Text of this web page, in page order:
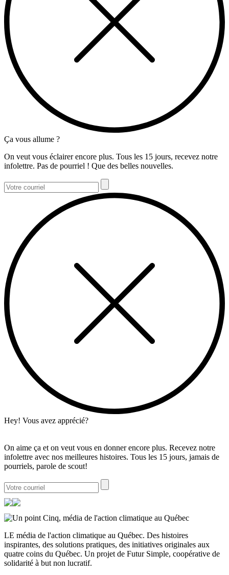
Ça vous allume ?
On veut vous éclairer encore plus. Tous les 15 jours, recevez notre
infolettre. Pas de pourriel ! Que des belles nouvelles.
Hey! Vous avez apprécié?
On aime ça et on veut vous en donner encore plus. Recevez notre
infolettre avec nos meilleures histoires. Tous les 15 jours, jamais de
pourriels, parole de scout!
LE média de l'action climatique au Québec. Des histoires
inspirantes, des solutions pratiques, des initiatives originales aux
quatre coins du Québec. Un projet de Futur Simple, coopérative de
solidarité à but non lucratif.